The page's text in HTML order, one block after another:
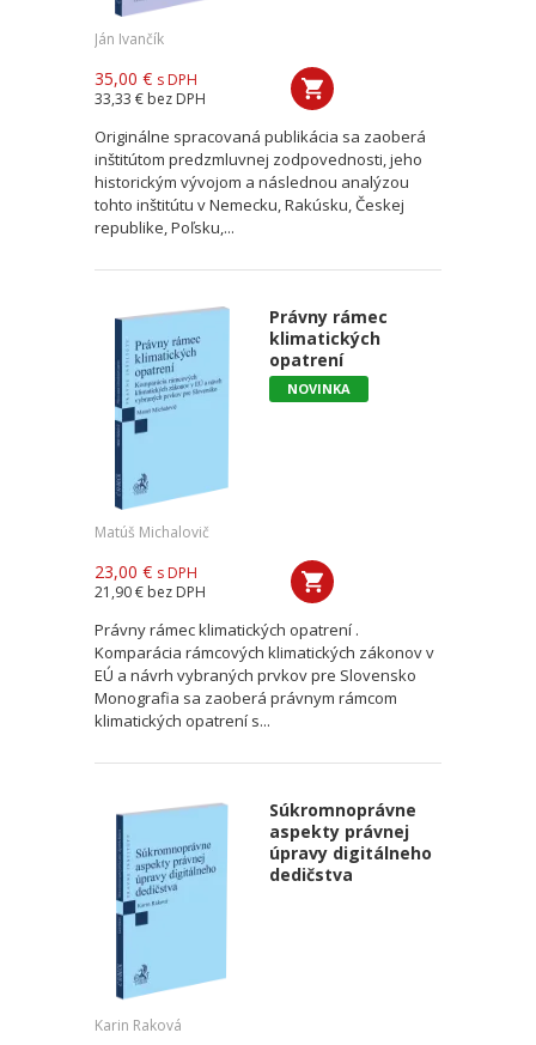
Ján Ivančík
35,00 € s DPH
33,33 € bez DPH
Originálne spracovaná publikácia sa zaoberá
inštitútom predzmluvnej zodpovednosti, jeho
historickým vývojom a následnou analýzou
tohto inštitútu v Nemecku, Rakúsku, Českej
republike, Poľsku,...
Právny rámec
klimatických
opatrení
NOVINKA
Matúš Michalovič
23,00 € s DPH
21,90 € bez DPH
Právny rámec klimatických opatrení .
Komparácia rámcových klimatických zákonov v
EÚ a návrh vybraných prvkov pre Slovensko
Monografia sa zaoberá právnym rámcom
klimatických opatrení s...
Súkromnoprávne
aspekty právnej
úpravy digitálneho
dedičstva
Karin Raková